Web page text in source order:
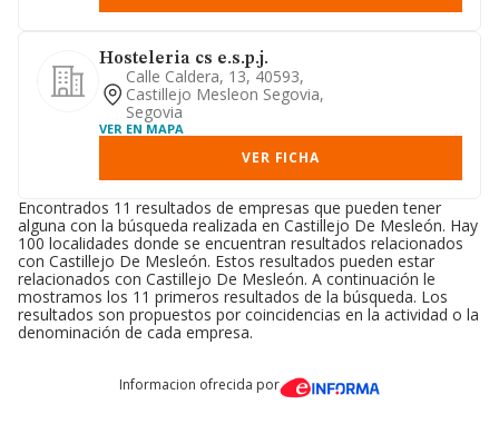
Hosteleria cs e.s.p.j.
Calle Caldera, 13, 40593,
Castillejo Mesleon Segovia,
Segovia
VER EN MAPA
VER FICHA
Encontrados 11 resultados de empresas que pueden tener
alguna con la búsqueda realizada en Castillejo De Mesleón. Hay
100 localidades donde se encuentran resultados relacionados
con Castillejo De Mesleón. Estos resultados pueden estar
relacionados con Castillejo De Mesleón. A continuación le
mostramos los 11 primeros resultados de la búsqueda. Los
resultados son propuestos por coincidencias en la actividad o la
denominación de cada empresa.
Informacion ofrecida por